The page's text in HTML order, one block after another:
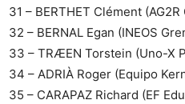
31 – BERTHET Clément
32 – BERNAL Egan (INEOS
33 – TRÆEN Torstein (Uno-X
34 – ADRIÀ Roger (Equipo
35 – CARAPAZ Richard (EF